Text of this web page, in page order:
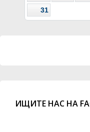
31
ИЩИТЕ НАС НА